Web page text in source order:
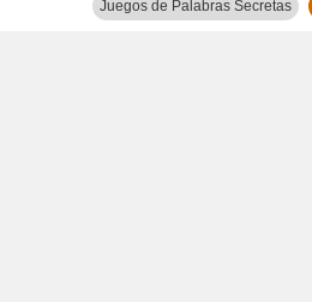
Juegos de Palabras Secretas